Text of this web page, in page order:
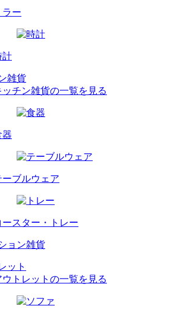
ラー
計
雑貨
ッチン雑貨の一覧を見る
器
ーブルウェア
ースター・ トレー
ョン雑貨
ット
ウトレットの一覧を見る